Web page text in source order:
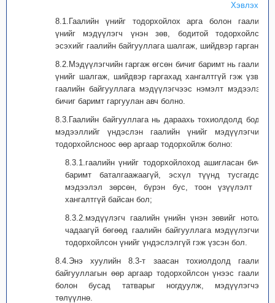
Хэвлэх
8.1.Гаалийн үнийг тодорхойлох арга болон гаалийн
үнийг мэдүүлэгч үнэн зөв, бодитой тодорхойлсон
эсэхийг гаалийн байгууллага шалгаж, шийдвэр гаргана.
8.2.Мэдүүлэгчийн гаргаж өгсөн бичиг баримт нь гаалийн
үнийг шалгаж, шийдвэр гаргахад хангалтгүй гэж үзвэл
гаалийн байгууллага мэдүүлэгчээс нэмэлт мэдээлэл,
бичиг баримт гаргуулан авч болно.
8.3.Гаалийн байгууллага нь дараахь тохиолдолд бодит
мэдээллийг үндэслэн гаалийн үнийг мэдүүлэгчийн
тодорхойлсноос өөр аргаар тодорхойлж болно:
8.3.1.гаалийн үнийг тодорхойлоход ашигласан бичиг
баримт баталгаажаагүй, эсхүл түүнд тусгагдсан
мэдээлэл зөрсөн, бүрэн бус, тоон үзүүлэлт нь
хангалтгүй байсан бол;
8.3.2.мэдүүлэгч гаалийн үнийн үнэн зөвийг нотолж
чадаагүй бөгөөд гаалийн байгууллага мэдүүлэгчийн
тодорхойлсон үнийг үндэслэлгүй гэж үзсэн бол.
8.4.Энэ хуулийн 8.3-т заасан тохиолдолд гаалийн
байгууллагын өөр аргаар тодорхойлсон үнээс гаалийн
болон бусад татварыг ногдуулж, мэдүүлэгчээр
төлүүлнө.